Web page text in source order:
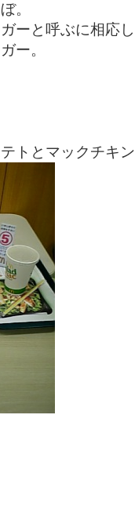
。
ーと呼ぶに相応
ー。
トとマックチキ